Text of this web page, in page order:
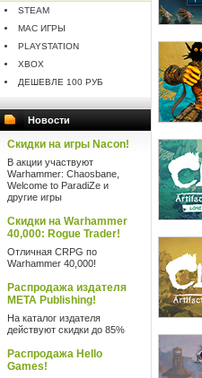
STEAM
MAC ИГРЫ
PLAYSTATION
XBOX
ДЕШЕВЛЕ 100 РУБ
Новости
Скидки на игры Nacon!
В акции участвуют
Warhammer: Chaosbane,
Welcome to ParadiZe и
другие игры
Скидки на Warhammer
40,000: Rogue Trader!
Отличная CRPG по
Warhammer 40,000!
Распродажа издателя
META Publishing!
На каталог издателя
действуют скидки до 85%
Распродажа Hello
Games!